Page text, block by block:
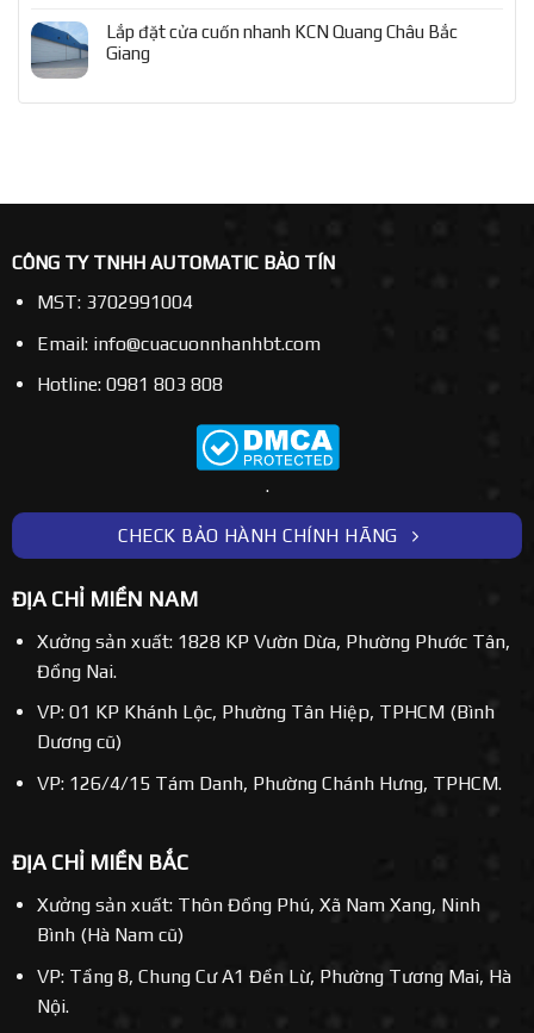
Lắp đặt cửa cuốn nhanh KCN Quang Châu Bắc
Giang
CÔNG TY TNHH AUTOMATIC BẢO TÍN
MST: 3702991004
Email: info@cuacuonnhanhbt.com
Hotline: 0981 803 808
.
CHECK BẢO HÀNH CHÍNH HÃNG
ĐỊA CHỈ MIỀN NAM
Xưởng sản xuất: 1828 KP Vườn Dừa, Phường Phước Tân,
Đồng Nai.
VP: 01 KP Khánh Lộc, Phường Tân Hiệp, TPHCM (Bình
Dương cũ)
VP: 126/4/15 Tám Danh, Phường Chánh Hưng, TPHCM.
ĐỊA CHỈ MIỀN BẮC
Xưởng sản xuất: Thôn Đồng Phú, Xã Nam Xang, Ninh
Bình (Hà Nam cũ)
VP: Tầng 8, Chung Cư A1 Đền Lừ, Phường Tương Mai, Hà
Nội.